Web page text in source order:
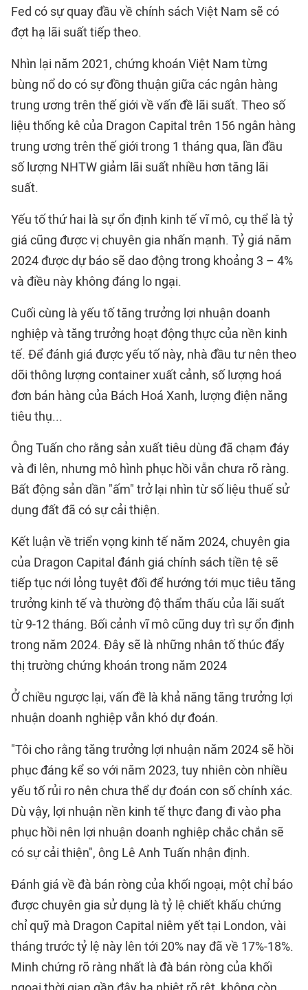
Fed có sự quay đầu về chính sách Việt Nam sẽ có
đợt hạ lãi suất tiếp theo.
Nhìn lại năm 2021, chứng khoán Việt Nam từng
bùng nổ do có sự đồng thuận giữa các ngân hàng
trung ương trên thế giới về vấn đề lãi suất. Theo số
liệu thống kê của Dragon Capital trên 156 ngân hàng
trung ương trên thế giới trong 1 tháng qua, lần đầu
số lượng NHTW giảm lãi suất nhiều hơn tăng lãi
suất.
Yếu tố thứ hai là sự ổn định kinh tế vĩ mô, cụ thể là tỷ
giá cũng được vị chuyên gia nhấn mạnh. Tỷ giá năm
2024 được dự báo sẽ dao động trong khoảng 3 – 4%
và điều này không đáng lo ngại.
Cuối cùng là yếu tố tăng trưởng lợi nhuận doanh
nghiệp và tăng trưởng hoạt động thực của nền kinh
tế. Để đánh giá được yếu tố này, nhà đầu tư nên theo
dõi thông lượng container xuất cảnh, số lượng hoá
đơn bán hàng của Bách Hoá Xanh, lượng điện năng
tiêu thụ...
Ông Tuấn cho rằng sản xuất tiêu dùng đã chạm đáy
và đi lên, nhưng mô hình phục hồi vẫn chưa rõ ràng.
Bất động sản dần "ấm" trở lại nhìn từ số liệu thuế sử
dụng đất đã có sự cải thiện.
Kết luận về triển vọng kinh tế năm 2024, chuyên gia
của Dragon Capital đánh giá chính sách tiền tệ sẽ
tiếp tục nới lỏng tuyệt đối để hướng tới mục tiêu tăng
trưởng kinh tế và thường độ thẩm thấu của lãi suất
từ 9-12 tháng. Bối cảnh vĩ mô cũng duy trì sự ổn định
trong năm 2024. Đây sẽ là những nhân tố thúc đẩy
thị trường chứng khoán trong năm 2024
Ở chiều ngược lại, vấn đề là khả năng tăng trưởng lợi
nhuận doanh nghiệp vẫn khó dự đoán.
"Tôi cho rằng tăng trưởng lợi nhuận năm 2024 sẽ hồi
phục đáng kể so với năm 2023, tuy nhiên còn nhiều
yếu tố rủi ro nên chưa thể dự đoán con số chính xác.
Dù vậy, lợi nhuận nền kinh tế thực đang đi vào pha
phục hồi nên lợi nhuận doanh nghiệp chắc chắn sẽ
có sự cải thiện", ông Lê Anh Tuấn nhận định.
Đánh giá về đà bán ròng của khối ngoại, một chỉ báo
được chuyên gia sử dụng là tỷ lệ chiết khấu chứng
chỉ quỹ mà Dragon Capital niêm yết tại London, vài
tháng trước tỷ lệ này lên tới 20% nay đã về 17%-18%.
Minh chứng rõ ràng nhất là đà bán ròng của khối